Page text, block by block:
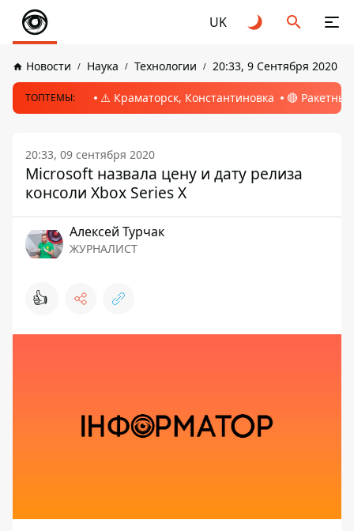
UK
Новости Наука Технологии 20:33, 9 Сентября 2020
ТОПТЕМЫ: ⚠️ Краматорск, Константиновка 🔴
20:33, 09 сентября 2020
Microsoft назвала цену и дату релиза
консоли Xbox Series X
Алексей Турчак
ЖУРНАЛИСТ
👍